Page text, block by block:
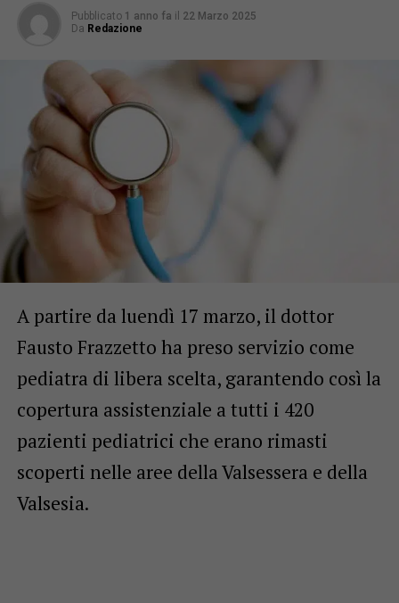
Pubblicato 1 anno fa il 22 Marzo 2025
Da Redazione
A partire da luendì 17 marzo, il dottor
Fausto Frazzetto ha preso servizio come
pediatra di libera scelta, garantendo così la
copertura assistenziale a tutti i 420
pazienti pediatrici che erano rimasti
scoperti nelle aree della Valsessera e della
Valsesia.